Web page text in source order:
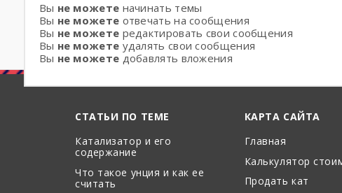
Вы не можете начинать темы
Вы не можете отвечать на сообщения
Вы не можете редактировать свои сообщения
Вы не можете удалять свои сообщения
Вы не можете добавлять вложения
СТАТЬИ ПО ТЕМЕ
Катализатор и его
содержание
Что такое унция и как ее
считать
КАРТА САЙТА
Главная
Калькулятор
Продать кат